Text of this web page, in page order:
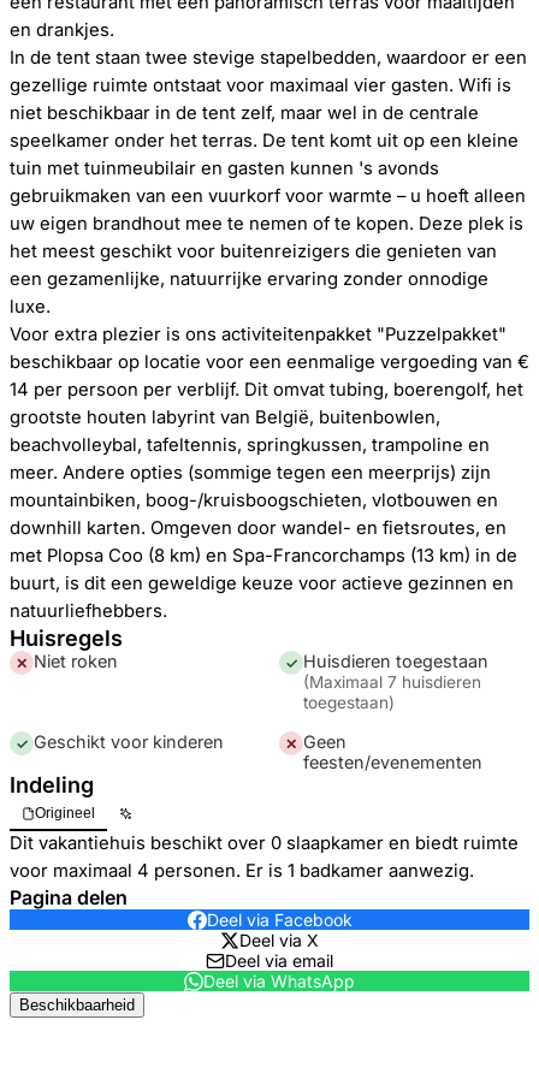
en drankjes.
In de tent staan twee stevige stapelbedden, waardoor er een
gezellige ruimte ontstaat voor maximaal vier gasten. Wifi is
niet beschikbaar in de tent zelf, maar wel in de centrale
speelkamer onder het terras. De tent komt uit op een kleine
tuin met tuinmeubilair en gasten kunnen 's avonds
gebruikmaken van een vuurkorf voor warmte – u hoeft alleen
uw eigen brandhout mee te nemen of te kopen. Deze plek is
het meest geschikt voor buitenreizigers die genieten van
een gezamenlijke, natuurrijke ervaring zonder onnodige
luxe.
Voor extra plezier is ons activiteitenpakket "Puzzelpakket"
beschikbaar op locatie voor een eenmalige vergoeding van €
14 per persoon per verblijf. Dit omvat tubing, boerengolf, het
grootste houten labyrint van België, buitenbowlen,
beachvolleybal, tafeltennis, springkussen, trampoline en
meer. Andere opties (sommige tegen een meerprijs) zijn
mountainbiken, boog-/kruisboogschieten, vlotbouwen en
downhill karten. Omgeven door wandel- en fietsroutes, en
met Plopsa Coo (8 km) en Spa-Francorchamps (13 km) in de
buurt, is dit een geweldige keuze voor actieve gezinnen en
natuurliefhebbers.
Huisregels
✕ Niet roken ✓ Huisdieren toegestaan
(Maximaal 7 huisdieren
toegestaan)
✓ Geschikt voor kinderen ✕ Geen
feesten/evenementen
Indeling
Origineel
Dit vakantiehuis beschikt over 0 slaapkamer en biedt ruimte
voor maximaal 4 personen. Er is 1 badkamer aanwezig.
Pagina delen
Deel via Facebook
Deel via X
Deel via email
Deel via WhatsApp
Beschikbaarheid